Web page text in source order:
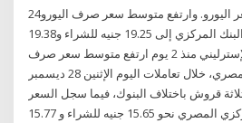
24‏‏/5‏‏/1442 بعد الهجرة سعر اليورو. وارتفع متوسط سعر صرف اليورو
مقابل الجنيه على موقع البنك المركزي إلى 19.25 جنيه للشراء و19.38
جنيه للبيع. سعر الجنيه الإسترليني منذ 2 يوم ارتفع متوسط سعر صرف
الدولار مقابل الجنيه المصري، خلال تعاملات اليوم الإثنين 28 ديسمبر
ثلاثة قروش باختلاف البنوك، فيما سجل السعر
الرسمي لدى البنك المركزي المصري نحو 15.65 جنيه للشراء و 15.77